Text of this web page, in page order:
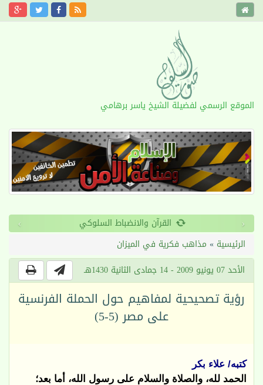
الموقع الرسمي لفضيلة الشيخ ياسر برهامي
القرآن والانضباط السلوكي ‹
›
الرئيسية » مذاهب فكرية في الميزان
الأحد 07 يونيو 2009 - 14 جمادى الثانية 1430هـ
رؤية تصحيحية لمفاهيم حول الحملة الفرنسية
على مصر (5-5)
كتبه/ علاء بكر
الحمد لله، والصلاة والسلام على رسول الله، أما بعد؛